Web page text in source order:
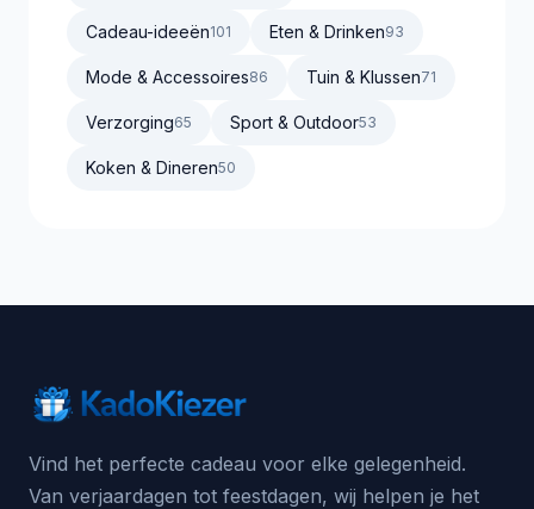
Cadeau-ideeën101 Eten & Drinken93
Mode & Accessoires86 Tuin & Klussen71
Verzorging65 Sport & Outdoor53
Koken & Dineren50
Vind het perfecte cadeau voor elke gelegenheid.
Van verjaardagen tot feestdagen, wij helpen je het